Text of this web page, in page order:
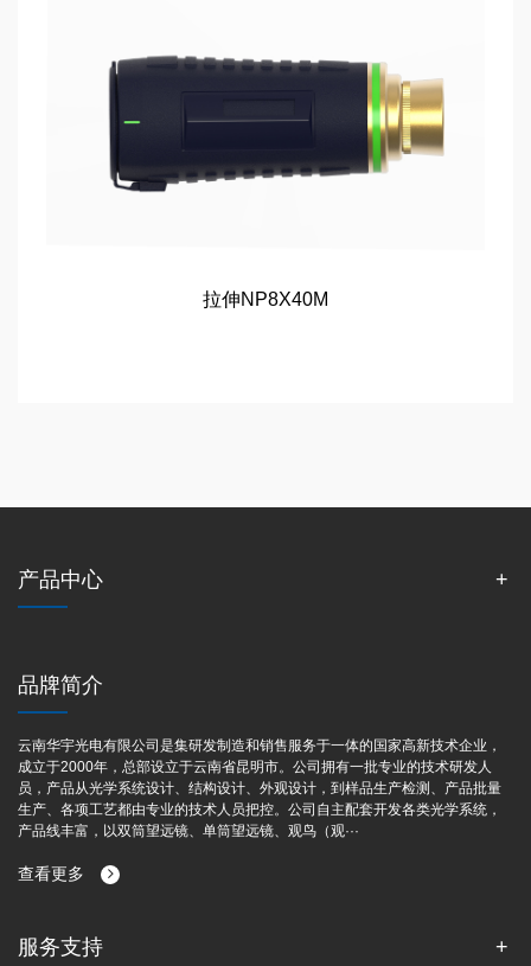
拉伸NP8X40M
产品中心
品牌简介
云南华宇光电有限公司是集研发制造和销售服务于一体的国家高新技术企业，
成立于2000年，总部设立于云南省昆明市。公司拥有一批专业的技术研发人
员，产品从光学系统设计、结构设计、外观设计，到样品生产检测、产品批量
生产、各项工艺都由专业的技术人员把控。公司自主配套开发各类光学系统，
产品线丰富，以双筒望远镜、单筒望远镜、观鸟（观···
查看更多
服务支持